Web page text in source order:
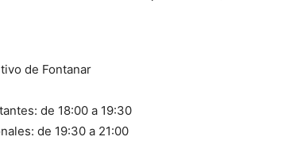
de Fontanar
de 18:00 a 19:30
de 19:30 a 21:00